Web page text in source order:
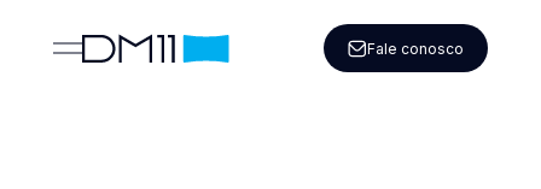
Fale conosco